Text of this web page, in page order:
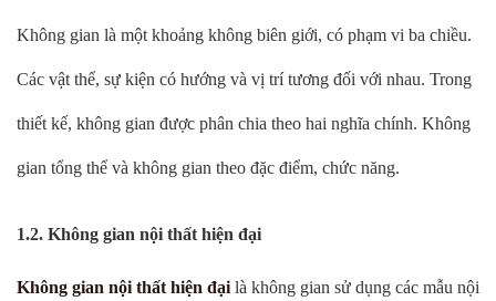
Không gian là một khoảng không biên giới, có phạm vi ba chiều.
Các vật thể, sự kiện có hướng và vị trí tương đối với nhau. Trong
thiết kế, không gian được phân chia theo hai nghĩa chính. Không
gian tổng thể và không gian theo đặc điểm, chức năng.
1.2. Không gian nội thất hiện đại
Không gian nội thất hiện đại là không gian sử dụng các mẫu nội